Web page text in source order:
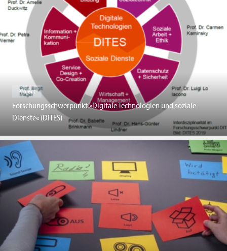
Project
Forschungsschwerpunkt »Digitale Technologien und soziale
Dienste« (DITES)